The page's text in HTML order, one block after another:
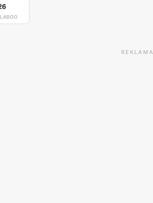
REKLAMA